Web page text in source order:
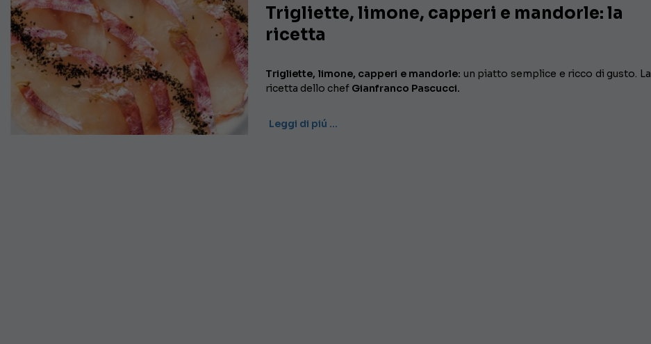
Trigliette, limone, capperi e mandorle: la
ricetta
Trigliette, limone, capperi e mandorle: un piatto semplice e ricco di gusto. La
ricetta dello chef Gianfranco Pascucci.
Leggi di piú …